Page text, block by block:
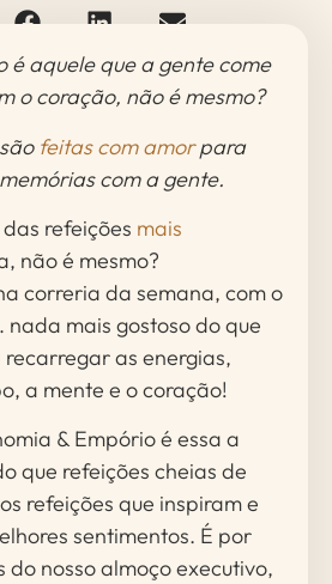
é aquele que a gente come
o coração, não é mesmo?
feitas com amorpara
com a gente.
refeições mais
não é mesmo?
correria da semana, com o
mais gostoso do que
as energias,
a mente e o coração!
& Empório é essa a
que refeições cheias de
refeições que inspiram e
sentimentos. É por
do nosso almoço executivo,